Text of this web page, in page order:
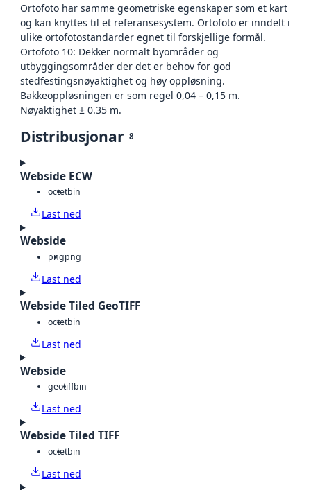
Ortofoto har samme geometriske egenskaper som et kart
og kan knyttes til et referansesystem. Ortofoto er inndelt i
ulike ortofotostandarder egnet til forskjellige formål.
Ortofoto 10: Dekker normalt byområder og
utbyggingsområder der det er behov for god
stedfestingsnøyaktighet og høy oppløsning.
Bakkeoppløsningen er som regel 0,04 – 0,15 m.
Nøyaktighet ± 0.35 m.
Distribusjonar 8
Webside ECW
octetbin
Last ned
Webside
pngpng
Last ned
Webside Tiled GeoTIFF
octetbin
Last ned
Webside
geotiffbin
Last ned
Webside Tiled TIFF
octetbin
Last ned